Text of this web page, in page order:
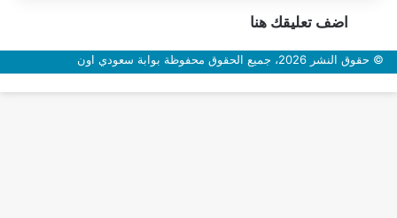
اضف تعليقك هنا
© حقوق النشر 2026، جميع الحقوق محفوظة بوابة سعودي اون